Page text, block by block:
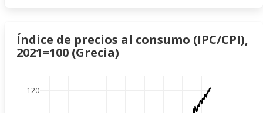
Índice de precios al consumo (IPC/CPI),
2021=100 (Grecia)
120